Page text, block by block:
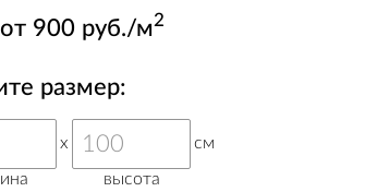
900 руб./м2
размер:
x
высота
см